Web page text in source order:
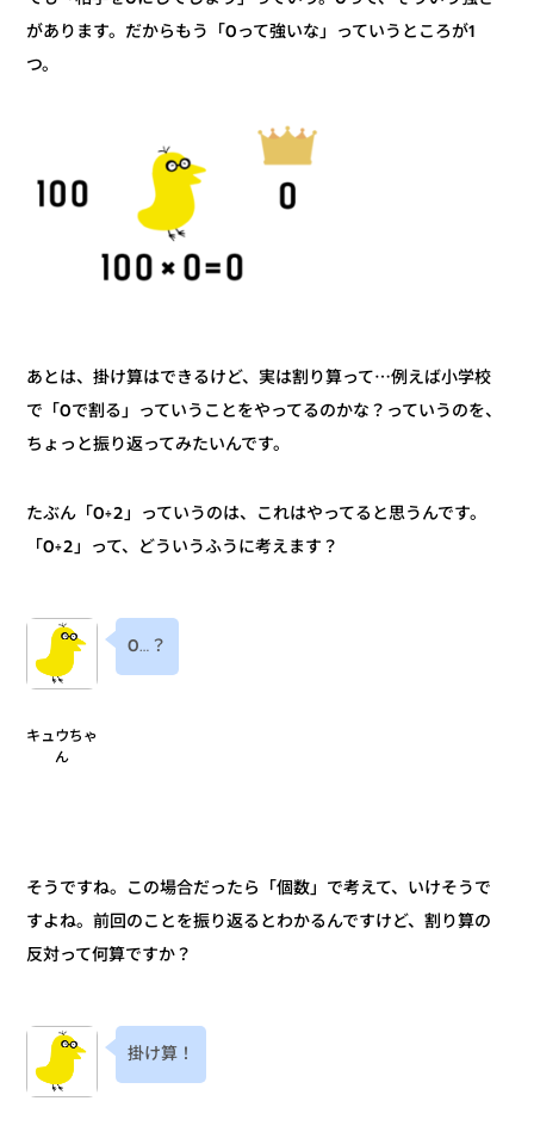
があります。だからもう「0って強いな」っていうところが1
つ。
あとは、掛け算はできるけど、実は割り算って⋯例えば小学校
で「0で割る」っていうことをやってるのかな？っていうのを、
ちょっと振り返ってみたいんです。
たぶん「0÷2」っていうのは、これはやってると思うんです。
「0÷2」って、どういうふうに考えます？
キュウちゃ
ん
0…？
そうですね。この場合だったら「個数」で考えて、いけそうで
すよね。前回のことを振り返るとわかるんですけど、割り算の
反対って何算ですか？
掛け算！